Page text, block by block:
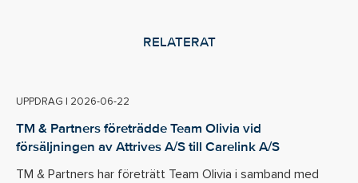
RELATERAT
UPPDRAG | 2026-06-22
TM & Partners företrädde Team Olivia vid
försäljningen av Attrives A/S till Carelink A/S
TM & Partners har företrätt Team Olivia i samband med